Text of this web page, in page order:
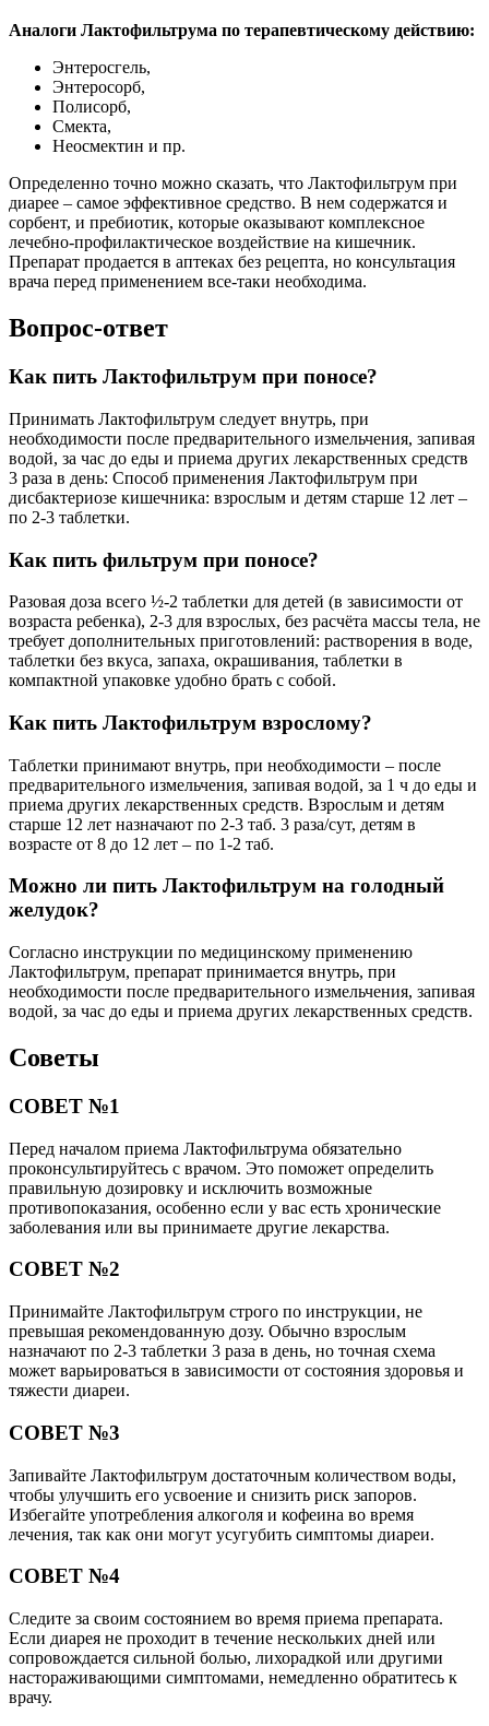
Аналоги Лактофильтрума по терапевтическому действию:
Энтеросгель,
Энтеросорб,
Полисорб,
Смекта,
Неосмектин и пр.
Определенно точно можно сказать, что Лактофильтрум при
диарее – самое эффективное средство. В нем содержатся и
сорбент, и пребиотик, которые оказывают комплексное
лечебно-профилактическое воздействие на кишечник.
Препарат продается в аптеках без рецепта, но консультация
врача перед применением все-таки необходима.
Вопрос-ответ
Как пить Лактофильтрум при поносе?
Принимать Лактофильтрум следует внутрь, при
необходимости после предварительного измельчения, запивая
водой, за час до еды и приема других лекарственных средств
3 раза в день: Способ применения Лактофильтрум при
дисбактериозе кишечника: взрослым и детям старше 12 лет –
по 2-3 таблетки.
Как пить фильтрум при поносе?
Разовая доза всего ½-2 таблетки для детей (в зависимости от
возраста ребенка), 2-3 для взрослых, без расчёта массы тела, не
требует дополнительных приготовлений: растворения в воде,
таблетки без вкуса, запаха, окрашивания, таблетки в
компактной упаковке удобно брать с собой.
Как пить Лактофильтрум взрослому?
Таблетки принимают внутрь, при необходимости – после
предварительного измельчения, запивая водой, за 1 ч до еды и
приема других лекарственных средств. Взрослым и детям
старше 12 лет назначают по 2-3 таб. 3 раза/сут, детям в
возрасте от 8 до 12 лет – по 1-2 таб.
Можно ли пить Лактофильтрум на голодный
желудок?
Согласно инструкции по медицинскому применению
Лактофильтрум, препарат принимается внутрь, при
необходимости после предварительного измельчения, запивая
водой, за час до еды и приема других лекарственных средств.
Советы
СОВЕТ №1
Перед началом приема Лактофильтрума обязательно
проконсультируйтесь с врачом. Это поможет определить
правильную дозировку и исключить возможные
противопоказания, особенно если у вас есть хронические
заболевания или вы принимаете другие лекарства.
СОВЕТ №2
Принимайте Лактофильтрум строго по инструкции, не
превышая рекомендованную дозу. Обычно взрослым
назначают по 2-3 таблетки 3 раза в день, но точная схема
может варьироваться в зависимости от состояния здоровья и
тяжести диареи.
СОВЕТ №3
Запивайте Лактофильтрум достаточным количеством воды,
чтобы улучшить его усвоение и снизить риск запоров.
Избегайте употребления алкоголя и кофеина во время
лечения, так как они могут усугубить симптомы диареи.
СОВЕТ №4
Следите за своим состоянием во время приема препарата.
Если диарея не проходит в течение нескольких дней или
сопровождается сильной болью, лихорадкой или другими
настораживающими симптомами, немедленно обратитесь к
врачу.